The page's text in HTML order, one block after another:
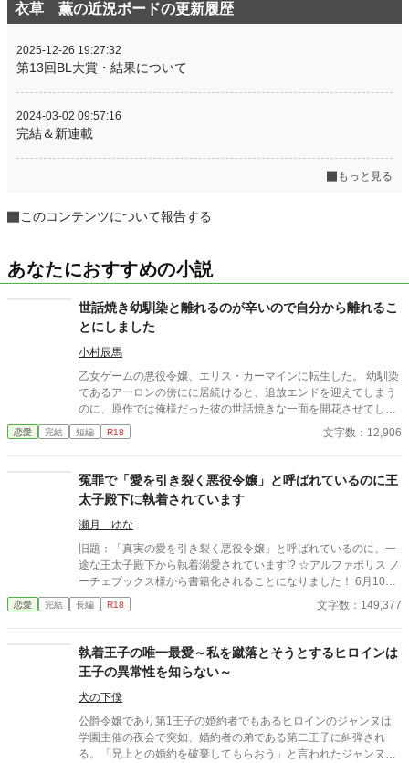
衣草 薫の近況ボードの更新履歴
2025-12-26 19:27:32
第13回BL大賞・結果について
2024-03-02 09:57:16
完結＆新連載
もっと見る
このコンテンツについて報告する
あなたにおすすめの小説
世話焼き幼馴染と離れるのが辛いので自分から離れるこ
とにしました
小村辰馬
乙女ゲームの悪役令嬢、エリス・カーマインに転生した。 幼馴染
であるアーロンの傍にに居続けると、追放エンドを迎えてしまう
のに、原作では俺様だった彼の世話焼きな一面を開花させてしま
い、居心地の良い彼のそばを離れるのが辛くなってしまう。 なら
ば彼の代わりに男友達を作ろうと画策するがーー
恋愛 完結 短編 R18 文字数：12,906
冤罪で「愛を引き裂く悪役令嬢」と呼ばれているのに王
太子殿下に執着されています
瀬月 ゆな
旧題：「真実の愛を引き裂く悪役令嬢」と呼ばれているのに、一
途な王太子殿下から執着溺愛されています!? ☆アルファポリス ノ
ーチェブックス様から書籍化されることになりました！ 6月10日
以降は書籍版の内容に差し替えされ、レンタルでの公開となりま
す。 その他、詳しくは近況ボードをご覧下さい。 「セレスティア
わ！」 王太子アレクシスの婚約者である公爵家令嬢セレスティア
ナは、聖女の素質を持つとされる伯爵家令嬢ミーナの出現によ
り、心ない人々から『真実の愛を引き裂く悪役令嬢』と呼ばれて
しまう。 ありもしない嫌疑をかけられ、無力な自分を憂いて身を
引こうとするが、アレクシスに「絶対に婚約解消などしない」と
身体を開かれてしまい――！？ ☆タイトルは変更になるかもしれ
ません ☆3月25日22時更新分にて完結しました
恋愛 完結 長編 R18 文字数：149,377
執着王子の唯一最愛～私を蹴落とそうとするヒロインは
王子の異常性を知らない～
犬の下僕
公爵令嬢であり第1王子の婚約者でもあるヒロインのジャンヌは
学園主催の夜会で突如、婚約者の弟である第二王子に糾弾され
る。「兄上との婚約を破棄してもらおう」と言われたジャンヌは